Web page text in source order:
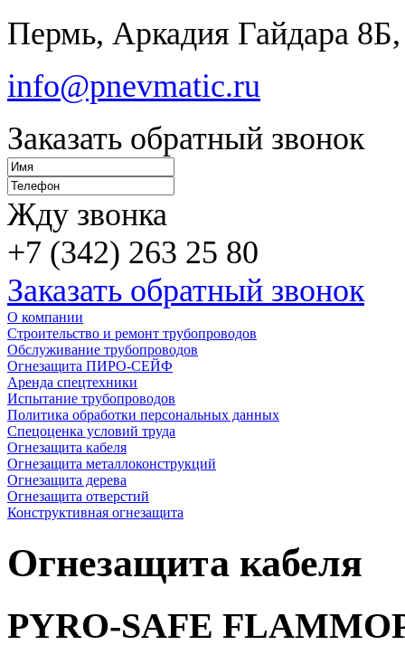
Пермь, Аркадия Гайдара
info@pnevmatic.ru
Заказать обратный звонок
Жду звонка
+7 (342) 263 25 80
Заказать обратный звонок
О компании
Строительство и ремонт трубопроводов
Обслуживание трубопроводов
Огнезащита ПИРО-СЕЙФ
Аренда спецтехники
Испытание трубопроводов
Политика обработки персональных данных
Спецоценка условий труда
Огнезащита кабеля
Огнезащита металлоконструкций
Огнезащита дерева
Огнезащита отверстий
Конструктивная огнезащита
Огнезащита кабеля
PYRO-SAFE